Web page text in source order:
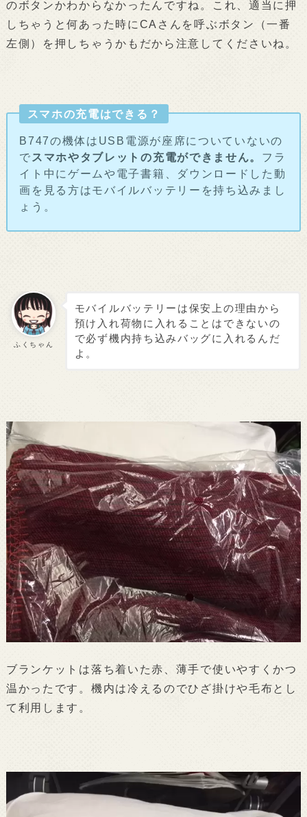
のボタンかわからなかったんですね。これ、適当に押
しちゃうと何あった時にCAさんを呼ぶボタン（一番
左側）を押しちゃうかもだから注意してくださいね。
スマホの充電はできる？
B747の機体はUSB電源が座席についていないの
で スマホやタブレットの充電ができません。 フラ
イト中にゲームや電子書籍、ダウンロードした動
画を見る方はモバイルバッテリーを持ち込みまし
ょう。
ふくちゃん
モバイルバッテリーは保安上の理由から
預け入れ荷物に入れることはできないの
で必ず機内持ち込みバッグに入れるんだ
よ。
ブランケットは落ち着いた赤、薄手で使いやすくかつ
温かったです。機内は冷えるのでひざ掛けや毛布とし
て利用します。